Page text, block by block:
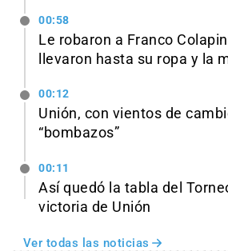
00:58
Le robaron a Franco
llevaron hasta su ropa y la
00:12
Unión, con vientos de
“bombazos”
00:11
Así quedó la tabla del
victoria de Unión
Ver todas las noticias